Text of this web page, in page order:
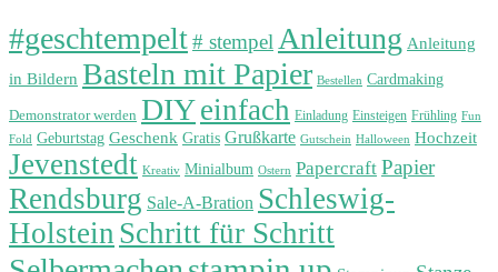
#geschtempelt# stempel Anleitung Anleitung
in Bildern Basteln mit Papier Bestellen Cardmaking
Demonstrator werden DIYeinfach Einladung Einsteigen Frühling Fun
Fold Geburtstag Geschenk Gratis Grußkarte Gutschein Halloween Hochzeit
Jevenstedt Kreativ Minialbum Ostern Papercraft Papier
Rendsburg Sale-A-Bration Schleswig-
Holstein Schritt für Schritt